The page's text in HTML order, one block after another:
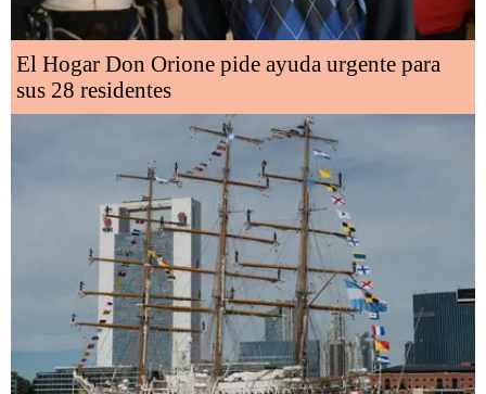
El Hogar Don Orione pide ayuda urgente para
sus 28 residentes